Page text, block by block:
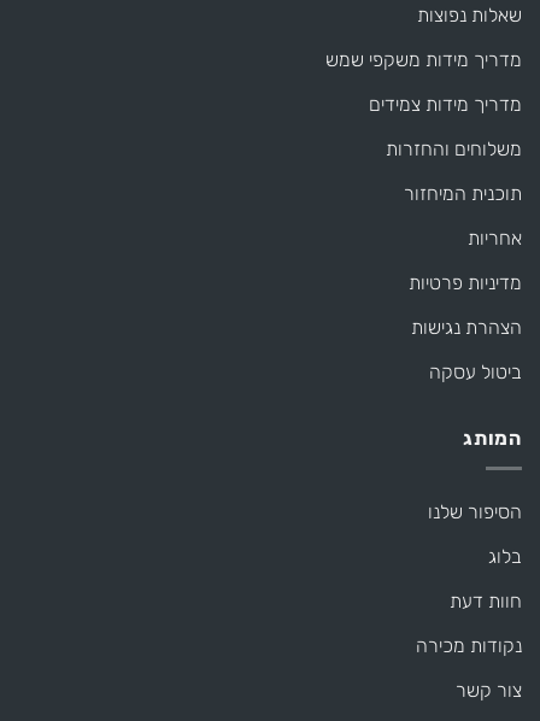
שאלות נפוצות
מדריך מידות משקפי שמש
מדריך מידות צמידים
משלוחים והחזרות
תוכנית המיחזור
אחריות
מדיניות פרטיות
הצהרת נגישות
ביטול עסקה
המותג
הסיפור שלנו
בלוג
חוות דעת
נקודות מכירה
צור קשר